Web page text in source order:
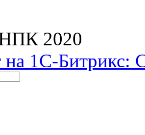
2020
на 1С-Битрикс: